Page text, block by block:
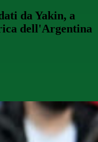
da Yakin, a
dell'Argentina